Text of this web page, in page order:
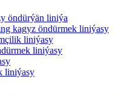
öndürýän liniýa
kagyz öndürmek liniýasy
liniýasy
liniýasy
liniýasy